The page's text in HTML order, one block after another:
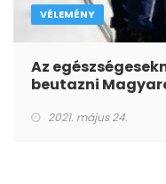
VÉLEMÉNY
Az
beutazni
2021. május 24.